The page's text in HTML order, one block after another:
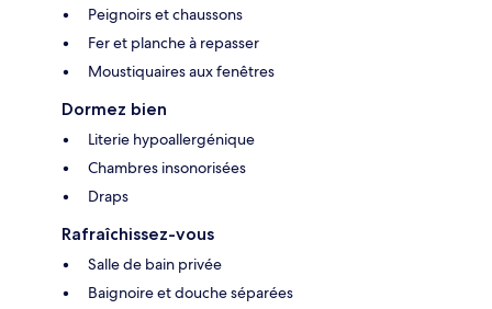
Peignoirs et chaussons
Fer et planche à repasser
Moustiquaires aux fenêtres
Dormez bien
Literie hypoallergénique
Chambres insonorisées
Draps
Rafraîchissez-vous
Salle de bain privée
Baignoire et douche séparées